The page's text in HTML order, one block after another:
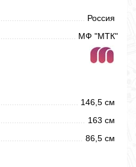
Россия
МФ "МТК"
146,5 см
163 см
86,5 см